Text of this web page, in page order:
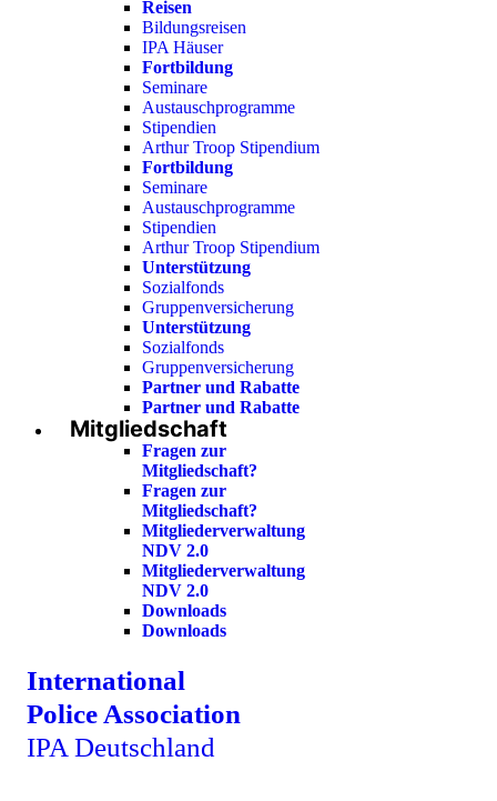
Reisen
Bildungsreisen
IPA Häuser
Fortbildung
Seminare
Austauschprogramme
Stipendien
Arthur Troop Stipendium
Fortbildung
Seminare
Austauschprogramme
Stipendien
Arthur Troop Stipendium
Unterstützung
Sozialfonds
Gruppenversicherung
Unterstützung
Sozialfonds
Gruppenversicherung
Partner und Rabatte
Partner und Rabatte
Mitgliedschaft
Fragen zur
Mitgliedschaft?
Fragen zur
Mitgliedschaft?
Mitgliederverwaltung
NDV 2.0
Mitgliederverwaltung
NDV 2.0
Downloads
Downloads
International
Police Association
IPA Deutschland